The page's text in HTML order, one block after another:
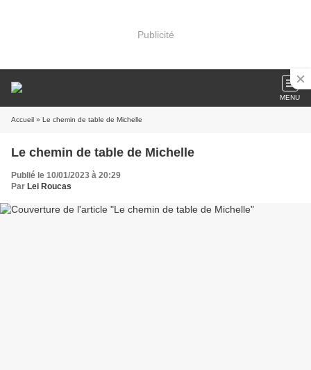
Publicité
MENU
Accueil » Le chemin de table de Michelle
Le chemin de table de Michelle
Publié le 10/01/2023 à 20:29
Par Lei Roucas